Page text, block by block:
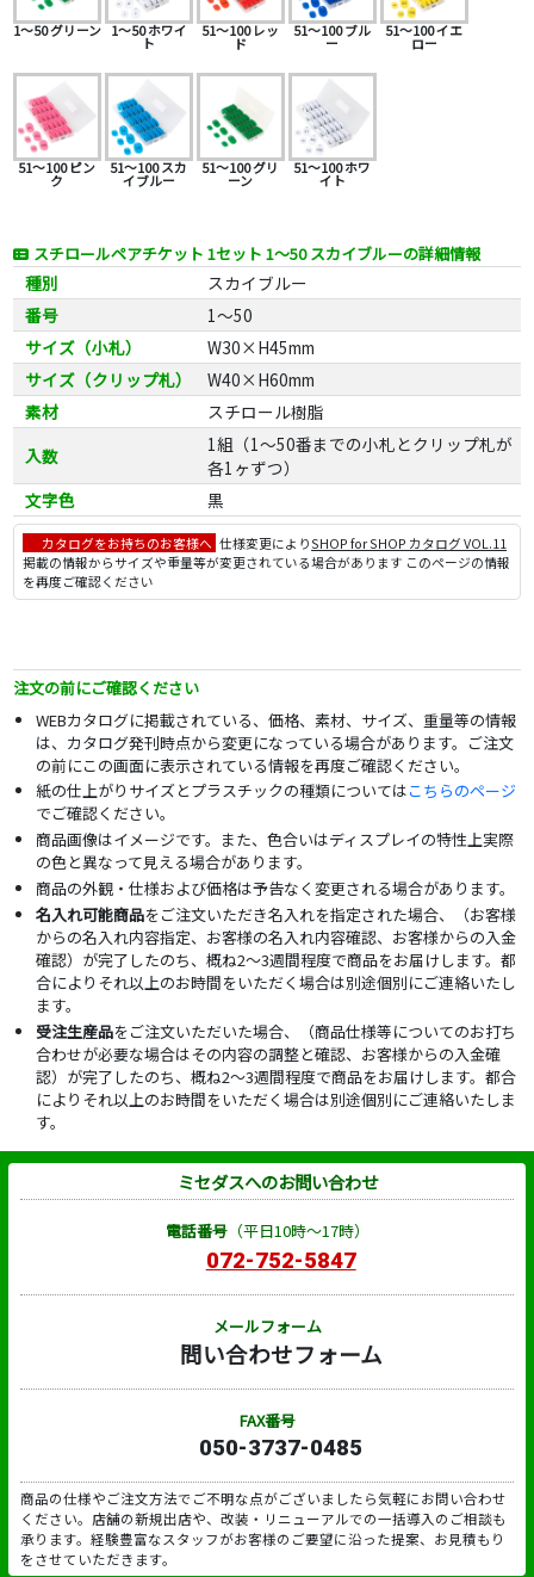
1～50 グリーン 1～50 ホワイ
ト
51～100 レッ
ド
51～100 ブル
ー
51～100 イエ
ロー
51～100 ピン
ク
51～100 スカ
イブルー
51～100 グリ
ーン
51～100 ホワ
イト
スチロールペアチケット 1セット 1～50 スカイブルーの詳細情報
種別
スカイブルー
番号
1～50
サイズ（小札）
W30×H45mm
サイズ（クリップ札）
W40×H60mm
素材
スチロール樹脂
入数
1組（1～50番までの小札とクリップ札が
各1ヶずつ）
文字色
黒
カタログをお持ちのお客様へ 仕様変更によりSHOP for SHOP カタログ VOL.11
掲載の情報からサイズや重量等が変更されている場合があります このページの情報
を再度ご確認ください
注文の前にご確認ください
WEBカタログに掲載されている、価格、素材、サイズ、重量等の情報
は、カタログ発刊時点から変更になっている場合があります。ご注文
の前にこの画面に表示されている情報を再度ご確認ください。
紙の仕上がりサイズとプラスチックの種類についてはこちらのページ
でご確認ください。
商品画像はイメージです。また、色合いはディスプレイの特性上実際
の色と異なって見える場合があります。
商品の外観・仕様および価格は予告なく変更される場合があります。
名入れ可能商品をご注文いただき名入れを指定された場合、（お客様
からの名入れ内容指定、お客様の名入れ内容確認、お客様からの入金
確認）が完了したのち、概ね2～3週間程度で商品をお届けします。都
合によりそれ以上のお時間をいただく場合は別途個別にご連絡いたし
ます。
受注生産品をご注文いただいた場合、（商品仕様等についてのお打ち
合わせが必要な場合はその内容の調整と確認、お客様からの入金確
認）が完了したのち、概ね2～3週間程度で商品をお届けします。都合
によりそれ以上のお時間をいただく場合は別途個別にご連絡いたしま
す。
ミセダスへのお問い合わせ
電話番号（平日10時～17時）
072-752-5847
メールフォーム
問い合わせフォーム
FAX番号
050-3737-0485
商品の仕様やご注文方法でご不明な点がございましたら気軽にお問い合わせ
ください。店舗の新規出店や、改装・リニューアルでの一括導入のご相談も
承ります。経験豊富なスタッフがお客様のご要望に沿った提案、お見積もり
をさせていただきます。